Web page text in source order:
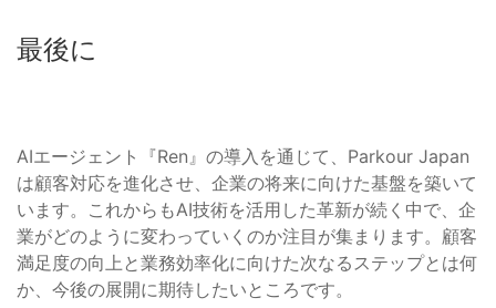
最後に
AIエージェント『Ren』の導入を通じて、Parkour Japan
は顧客対応を進化させ、企業の将来に向けた基盤を築いて
います。これからもAI技術を活用した革新が続く中で、企
業がどのように変わっていくのか注目が集まります。顧客
満足度の向上と業務効率化に向けた次なるステップとは何
か、今後の展開に期待したいところです。